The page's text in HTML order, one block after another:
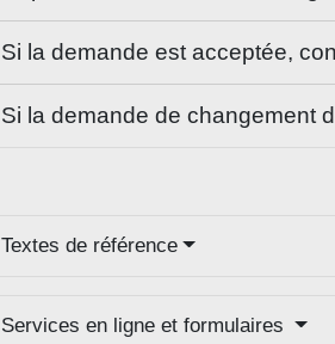
Si la demande est acceptée,
Si la demande de changement
Textes de référence
Services en ligne et formulaires